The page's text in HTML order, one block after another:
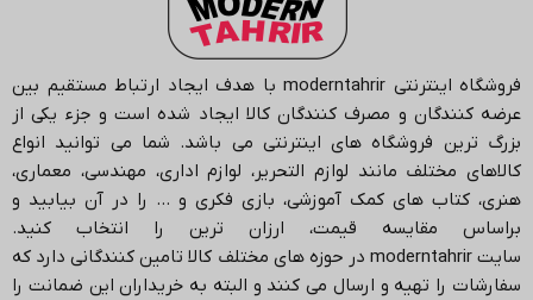
فروشگاه اینترنتی moderntahrir با هدف ایجاد ارتباط مستقیم بین
عرضه کنندگان و مصرف کنندگان کالا ایجاد شده است و جزء یکی از
بزرگ ترین فروشگاه های اینترنتی می باشد. شما می توانید انواع
کالاهای مختلف مانند لوازم التحریر، لوازم اداری، مهندسی، معماری،
هنری، کتاب های کمک آموزشی، بازی فکری و … را در آن بیابید و
براساس مقایسه قیمت، ارزان ترین را انتخاب کنید.
سایتmoderntahrir در حوزه های مختلف کالا تامین کنندگانی دارد که
سفارشات را تهیه و ارسال می کنند و البته به خریداران این ضمانت را